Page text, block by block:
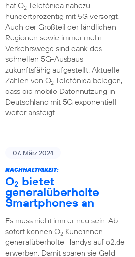
hat O2Telefónica nahezu
hundertprozentig mit 5G versorgt.
Auch der Großteil der ländlichen
Regionen sowie immer mehr
Verkehrswege sind dank des
schnellen 5G-Ausbaus
zukunftsfähig aufgestellt. Aktuelle
Zahlen von O2Telefónica belegen,
dass die mobile Datennutzung in
Deutschland mit 5G exponentiell
weiter ansteigt.
07. März 2024
NACHHALTIGKEIT:
O2 bietet
generalüberholte
Smartphones an
Es muss nicht immer neu sein: Ab
sofort können O2Kund:innen
generalüberholte Handys auf o2.de
erwerben. Damit sparen sie Geld